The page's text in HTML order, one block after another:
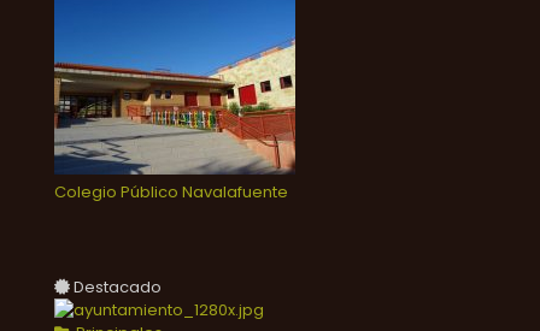
Colegio Público Navalafuente
Destacado